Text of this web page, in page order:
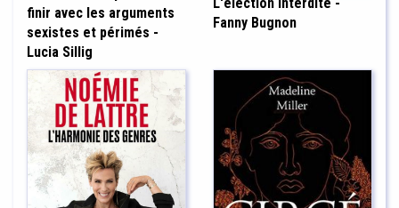
finir avec les arguments
sexistes et périmés -
Lucia Sillig
Fanny Bugnon